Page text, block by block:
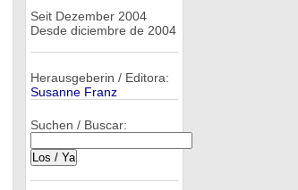
Seit Dezember 2004
Desde diciembre de 2004
Herausgeberin / Editora:
Susanne Franz
Suchen / Buscar: